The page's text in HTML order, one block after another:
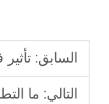
السابق: تأثير
التالي: ما